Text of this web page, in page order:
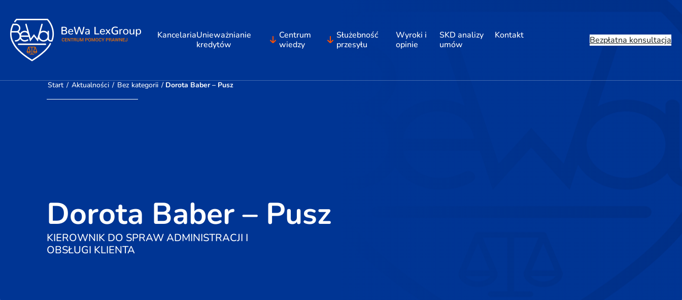
KancelariaUnieważnianie
kredytów
Centrum
wiedzy
Służebność
przesyłu
Wyroki i
opinie
SKD analizy
umów
Kontakt Bezpłatna konsultacja
Start / Aktualności / Bez kategorii / Dorota Baber – Pusz
Dorota Baber – Pusz
KIEROWNIK DO SPRAW ADMINISTRACJI I
OBSŁUGI KLIENTA